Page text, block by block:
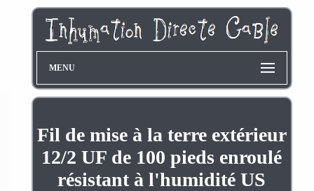
MENU
Fil de mise à la terre extérieur
12/2 UF de 100 pieds enroulé
résistant à l'humidité US